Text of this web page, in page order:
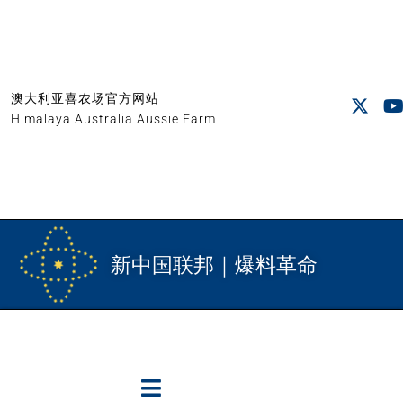
澳大利亚喜农场官方网站
Himalaya Australia Aussie Farm
新中国联邦｜爆料革命